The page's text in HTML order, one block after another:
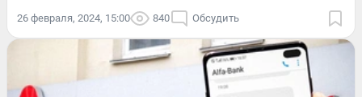
26 февраля, 2024, 15:00 840 Обсудить